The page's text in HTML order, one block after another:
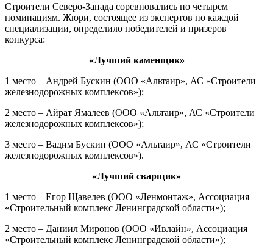
Строители Северо-Запада соревновались по четырем
номинациям. Жюри, состоящее из экспертов по каждой
специализации, определило победителей и призеров
конкурса:
«Лучший каменщик»
1 место – Андрей Бускин (ООО «Альтаир», АС «Строители
железнодорожных комплексов»);
2 место – Айрат Ямалеев (ООО «Альтаир», АС «Строители
железнодорожных комплексов»);
3 место – Вадим Бускин (ООО «Альтаир», АС «Строители
железнодорожных комплексов»).
«Лучший сварщик»
1 место – Егор Щавелев (ООО «Ленмонтаж», Ассоциация
«Строительный комплекс Ленинградской области»);
2 место – Даниил Миронов (ООО «Ивлайн», Ассоциация
«Строительный комплекс Ленинградской области»);